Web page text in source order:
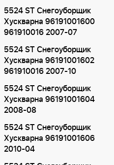
5524 ST Снегоуборщик
Хускварна 96191001600
961910016 2007-07
5524 ST Снегоуборщик
Хускварна 96191001602
961910016 2007-10
5524 ST Снегоуборщик
Хускварна 96191001604
2008-08
5524 ST Снегоуборщик
Хускварна 96191001606
2010-04